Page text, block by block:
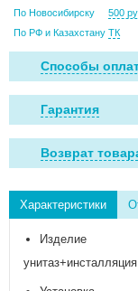
По Новосибирску
500
По РФ и Казахстану ТК
Способы
Гарантия
Возврат
Характеристики
Изделие
унитаз+инсталляция